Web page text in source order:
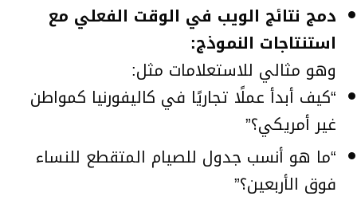
دمج نتائج الويب في الوقت الفعلي مع
استنتاجات النموذج:
وهو مثالي للاستعلامات مثل:
“كيف أبدأ عملًا تجاريًا في كاليفورنيا كمواطن
غير أمريكي؟”
“ما هو أنسب جدول للصيام المتقطع للنساء
فوق الأربعين؟”